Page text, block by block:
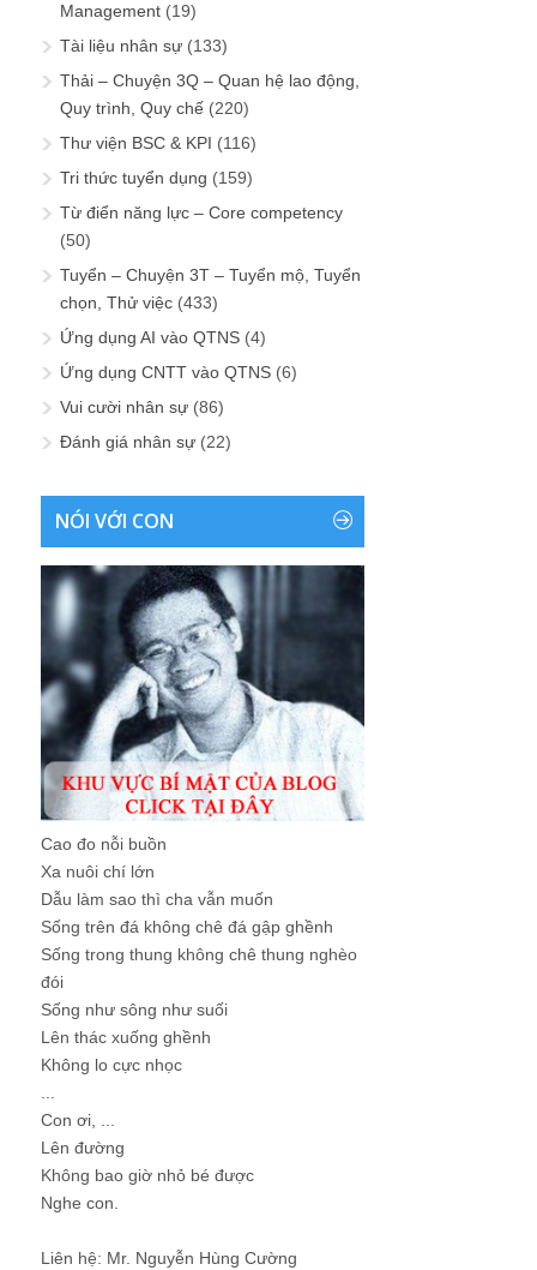
Management (19)
Tài liệu nhân sự (133)
Thải – Chuyện 3Q – Quan hệ lao động,
Quy trình, Quy chế (220)
Thư viện BSC & KPI (116)
Tri thức tuyển dụng (159)
Từ điển năng lực – Core competency
(50)
Tuyển – Chuyện 3T – Tuyển mộ, Tuyển
chọn, Thử việc (433)
Ứng dụng AI vào QTNS (4)
Ứng dụng CNTT vào QTNS (6)
Vui cười nhân sự (86)
Đánh giá nhân sự (22)
NÓI VỚI CON
Cao đo nỗi buồn
Xa nuôi chí lớn
Dẫu làm sao thì cha vẫn muốn
Sống trên đá không chê đá gập ghềnh
Sống trong thung không chê thung nghèo
đói
Sống như sông như suối
Lên thác xuống ghềnh
Không lo cực nhọc
Con ơi, ...
Lên đường
Không bao giờ nhỏ bé được
Nghe con.
Liên hệ: Mr. Nguyễn Hùng Cường